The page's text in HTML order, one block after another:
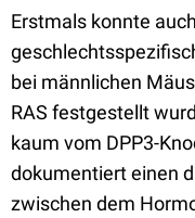
Erstmals konnte
bei männlichen
RAS festgestellt
kaum vom DPP3-
dokumentiert einen
zwischen dem